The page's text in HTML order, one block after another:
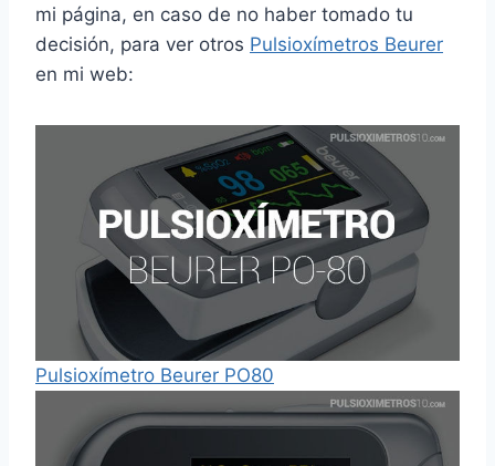
mi página, en caso de no haber tomado tu
decisión, para ver otros Pulsioxímetros Beurer
en mi web:
Pulsioxímetro Beurer PO80